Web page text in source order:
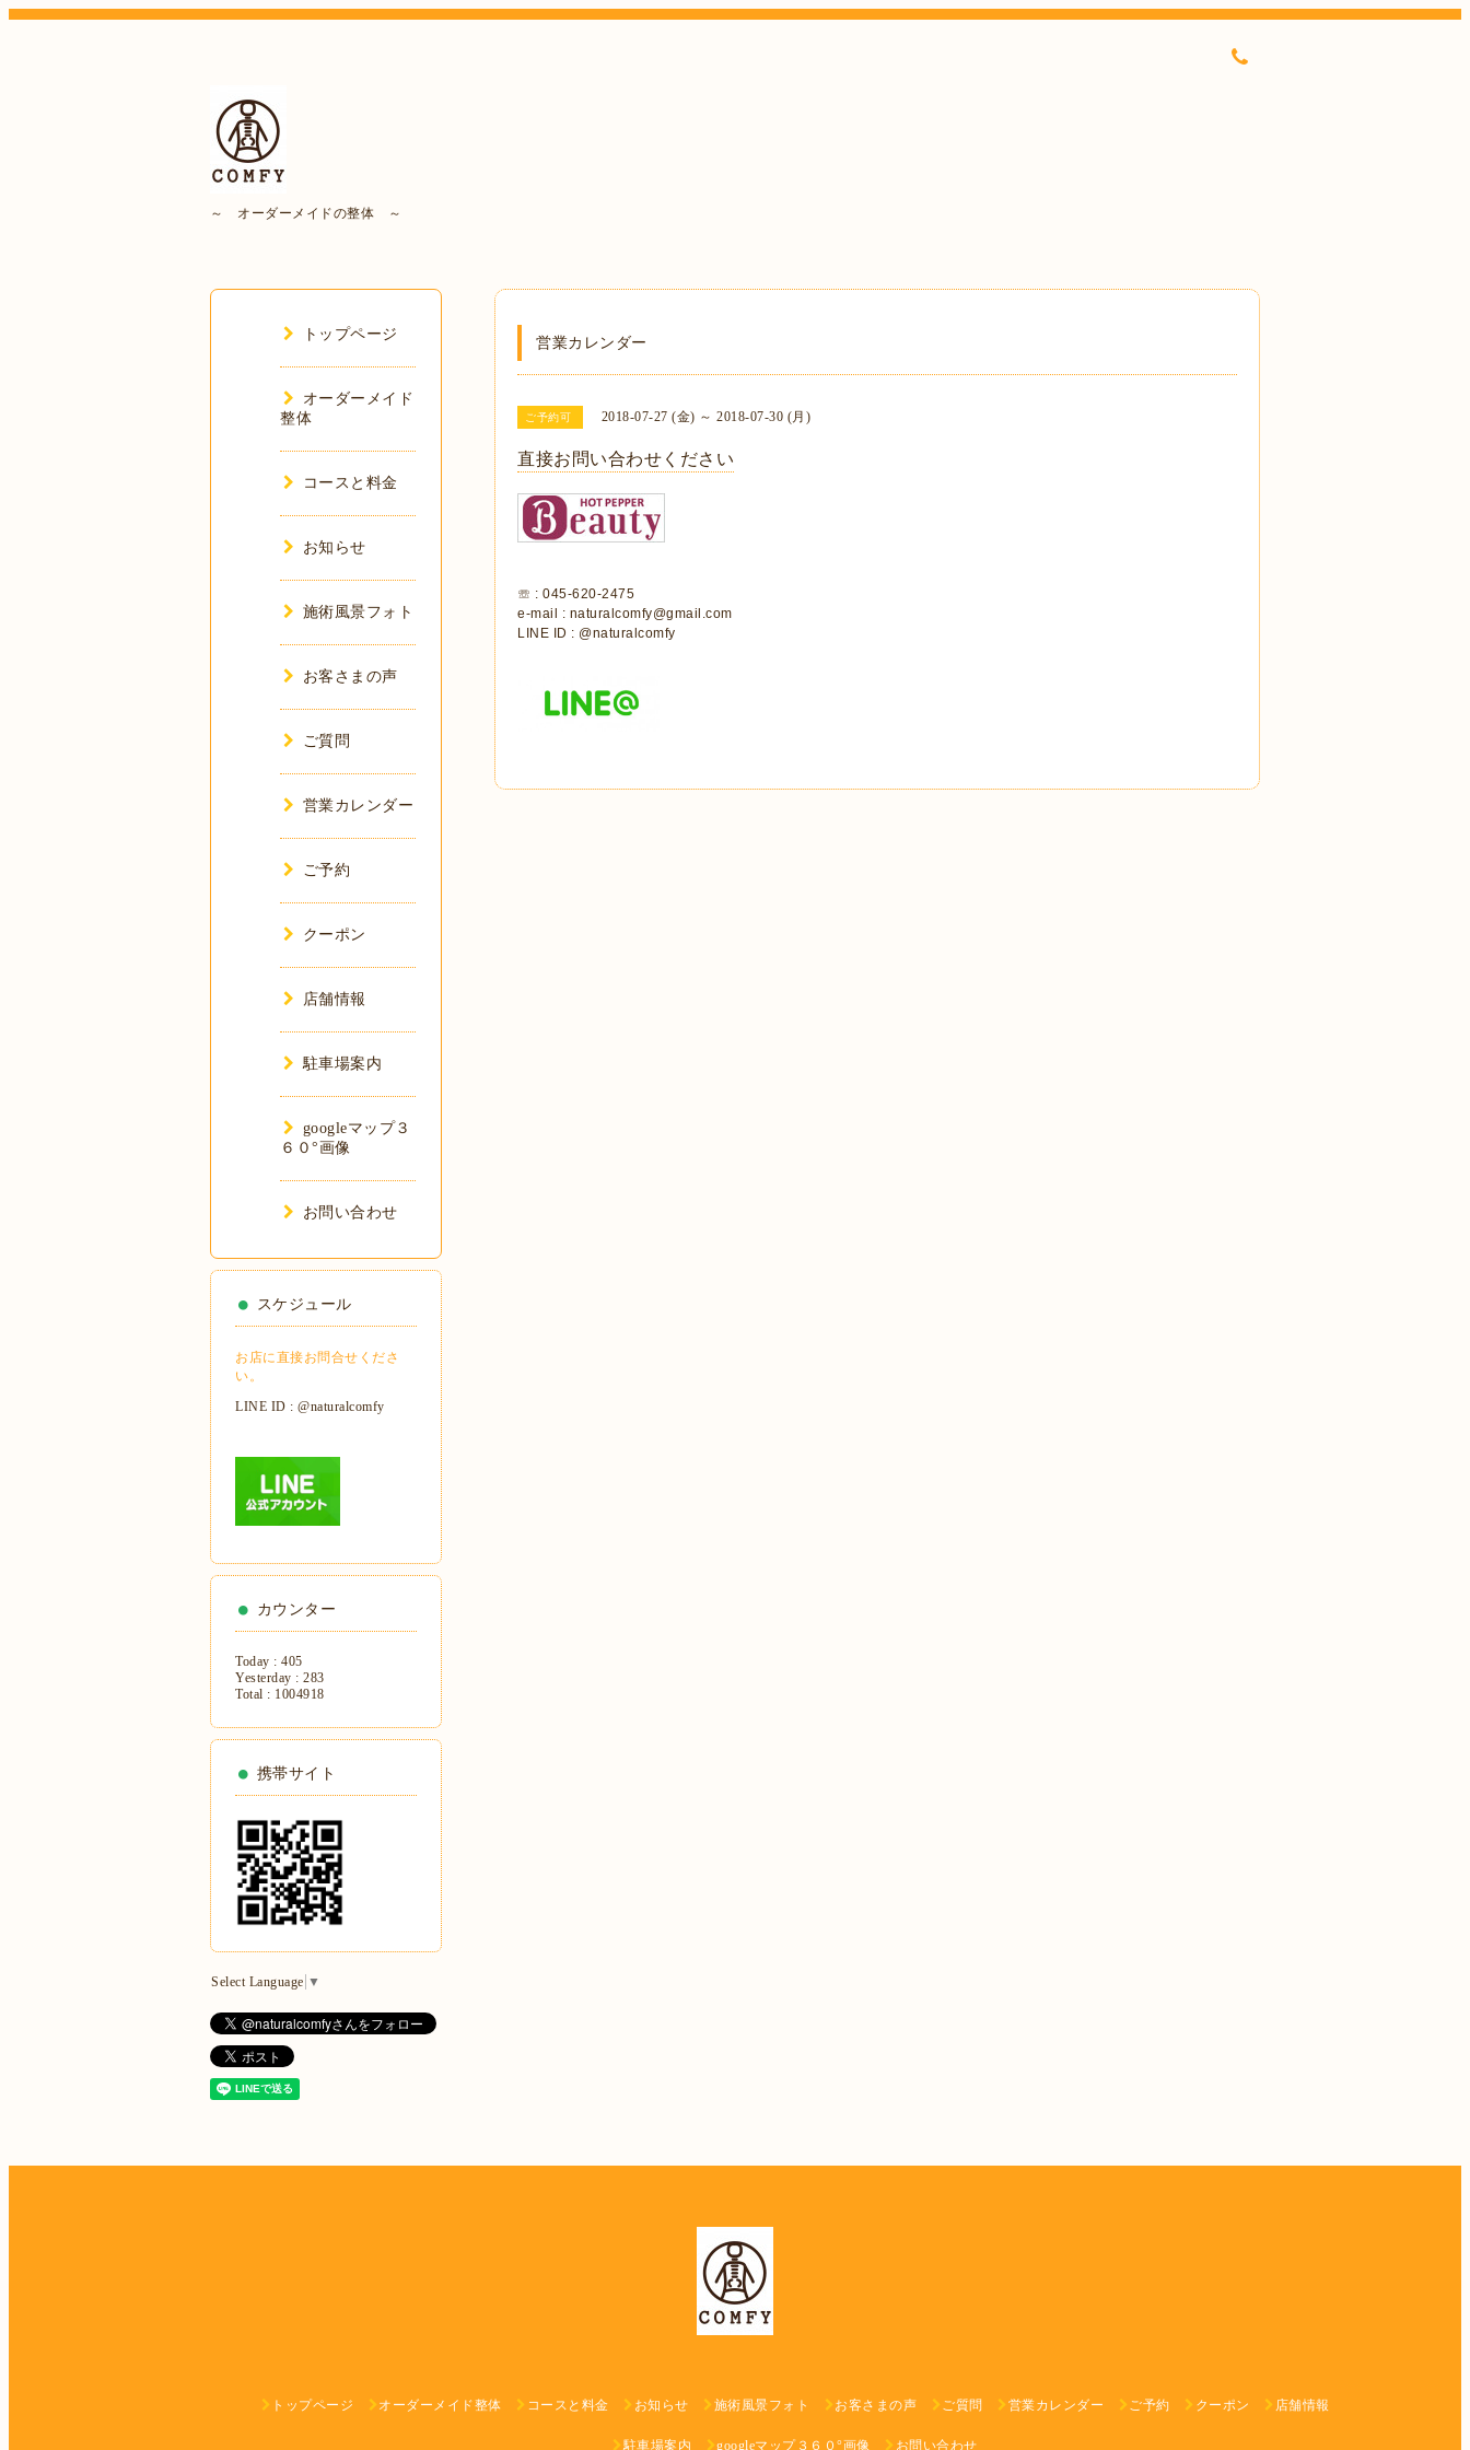
～ オーダーメイドの整体 ～
営業カレンダー
ご予約可 2018-07-27 (金) ～ 2018-07-30 (月)
直接お問い合わせください
☏ : 045-620-2475
e-mail : naturalcomfy@gmail.com
LINE ID : @naturalcomfy
トップページ
オーダーメイド
整体
コースと料金
お知らせ
施術風景フォト
お客さまの声
ご質問
営業カレンダー
ご予約
クーポン
店舗情報
駐車場案内
googleマップ３
６０°画像
お問い合わせ
スケジュール
お店に直接お問合せくださ
い。
LINE ID : @naturalcomfy
カウンター
Today : 405
Yesterday : 283
Total : 1004918
携帯サイト
Select Language ▼
トップページ オーダーメイド整体 コースと料金 お知らせ 施術風景フォト お客さまの声 ご質問 営業カレンダー ご予約 クーポン 店舗情報
駐車場案内 googleマップ３６０°画像 お問い合わせ